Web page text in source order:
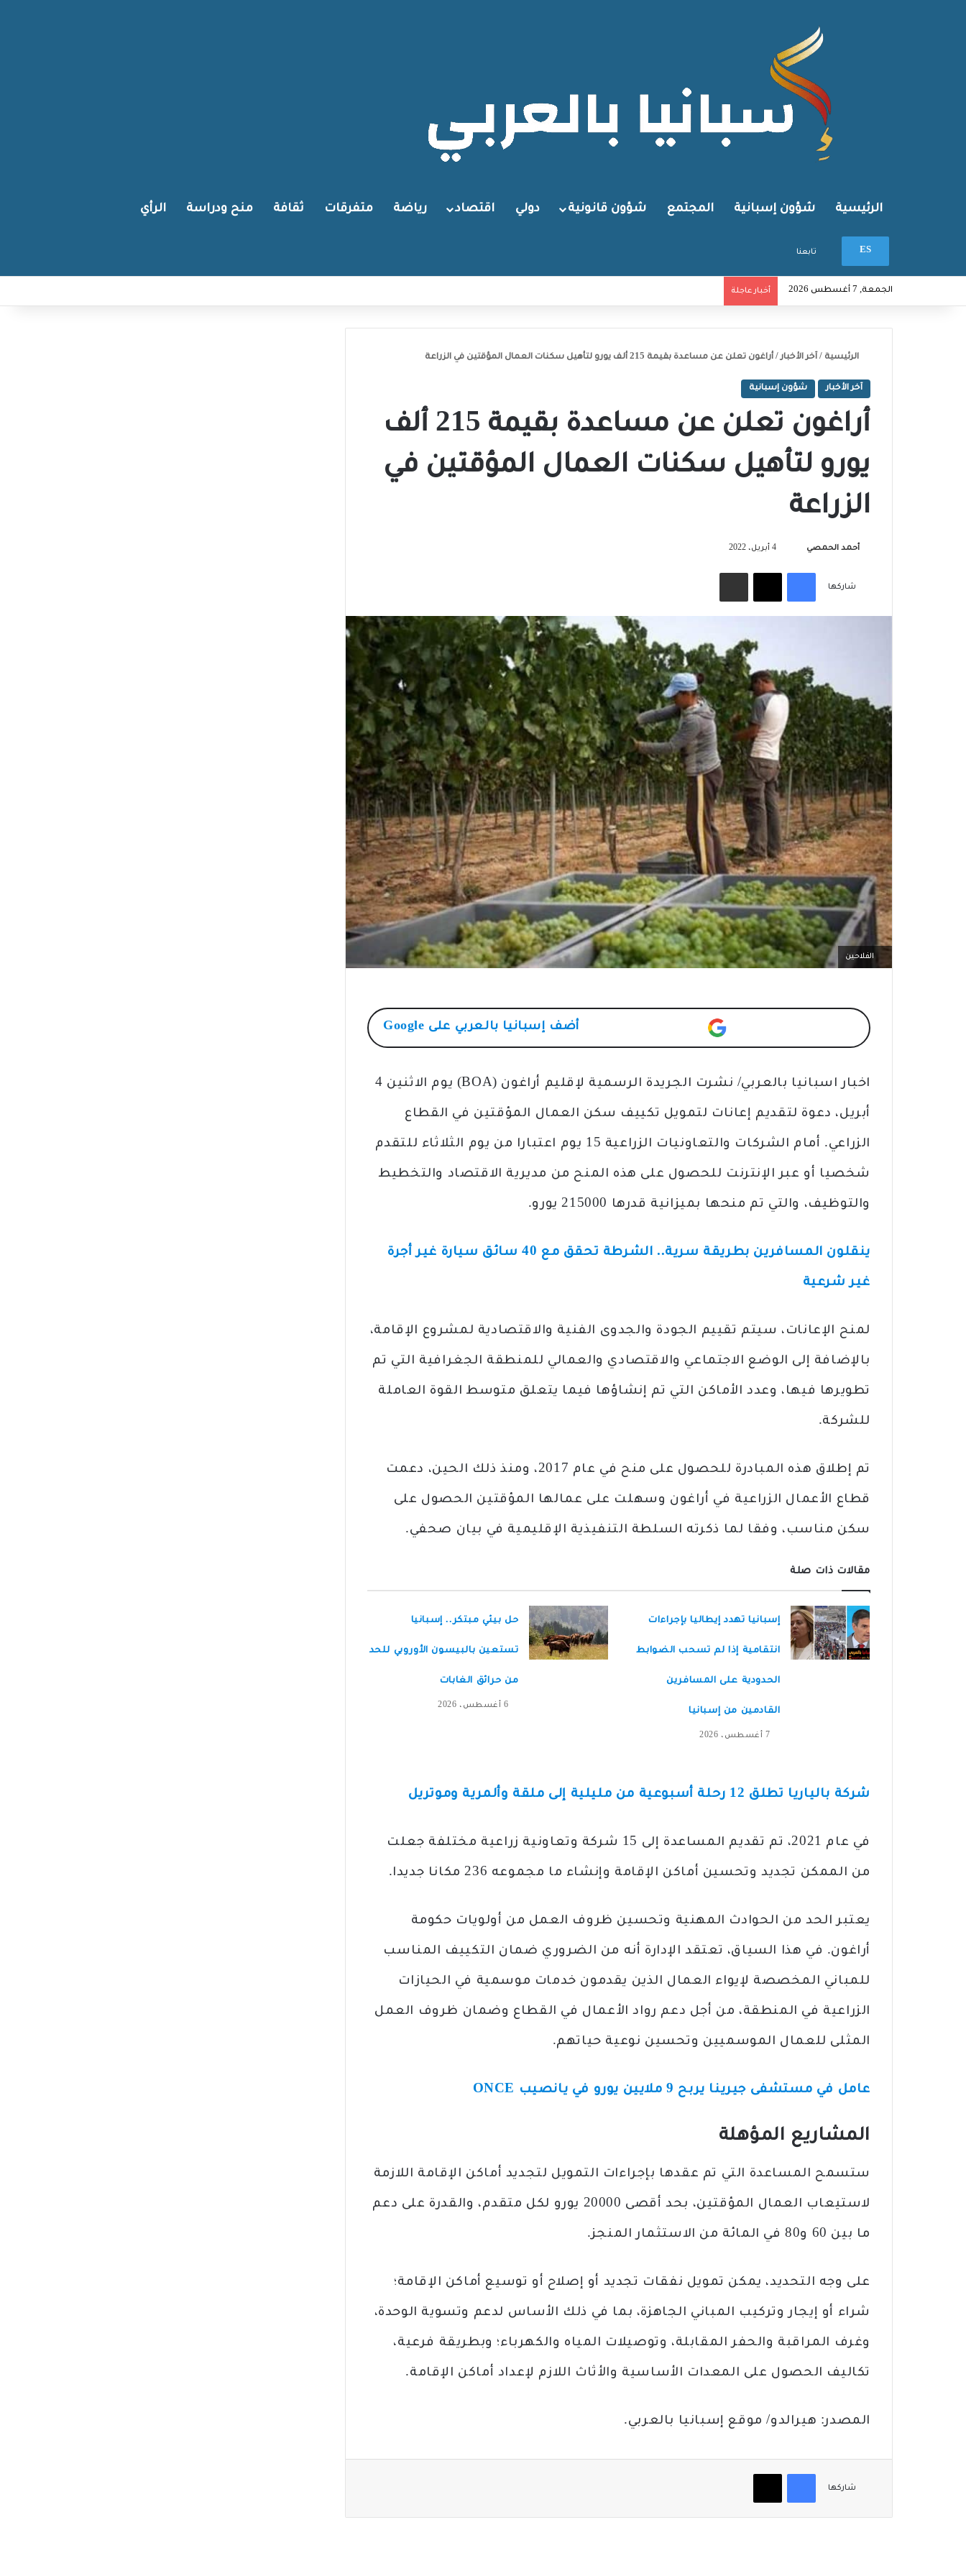
الرئيسية شؤون إسبانية المجتمع شؤون قانونية دولي اقتصاد رياضة متفرقات ثقافة منح ودراسة الرأي
ES تابعنا
الجمعة, 7 أغسطس 2026 أخبار عاجلة
الرئيسية / آخر الأخبار / أراغون تعلن عن مساعدة بقيمة 215 ألف يورو لتأهيل سكنات العمال المؤقتين في الزراعة
آخر الأخبار شؤون إسبانية
أراغون تعلن عن مساعدة بقيمة 215 ألف
يورو لتأهيل سكنات العمال المؤقتين في
الزراعة
أحمد الحمصي 4 أبريل، 2022
شاركها
فيسبوك‫X مشاركة عبر البريد
الفلاحين
أضف إسبانيا بالعربي على Google
اخبار اسبانيا بالعربي/ نشرت الجريدة الرسمية لإقليم أراغون (BOA) يوم الاثنين 4
أبريل، دعوة لتقديم إعانات لتمويل تكييف سكن العمال المؤقتين في القطاع
الزراعي. أمام الشركات والتعاونيات الزراعية 15 يوم اعتبارا من يوم الثلاثاء للتقدم
شخصيا أو عبر الإنترنت للحصول على هذه المنح من مديرية الاقتصاد والتخطيط
والتوظيف، والتي تم منحها بميزانية قدرها 215000 يورو.
ينقلون المسافرين بطريقة سرية.. الشرطة تحقق مع 40 سائق سيارة غير أجرة
غير شرعية
لمنح الإعانات، سيتم تقييم الجودة والجدوى الفنية والاقتصادية لمشروع الإقامة،
بالإضافة إلى الوضع الاجتماعي والاقتصادي والعمالي للمنطقة الجغرافية التي تم
تطويرها فيها، وعدد الأماكن التي تم إنشاؤها فيما يتعلق متوسط ​​القوة العاملة
للشركة.
تم إطلاق هذه المبادرة للحصول على منح في عام 2017، ومنذ ذلك الحين، دعمت
قطاع الأعمال الزراعية في أراغون وسهلت على عمالها المؤقتين الحصول على
سكن مناسب، وفقا لما ذكرته السلطة التنفيذية الإقليمية في بيان صحفي.
مقالات ذات صلة
إسبانيا تهدد إيطاليا بإجراءات
انتقامية إذا لم تسحب الضوابط
الحدودية على المسافرين
القادمين من إسبانيا
7 أغسطس، 2026
حل بيئي مبتكر.. إسبانيا
تستعين بالبيسون الأوروبي للحد
من حرائق الغابات
6 أغسطس، 2026
شركة بالياريا تطلق 12 رحلة أسبوعية من مليلية إلى ملقة وألمرية وموتريل
في عام 2021، تم تقديم المساعدة إلى 15 شركة وتعاونية زراعية مختلفة جعلت
من الممكن تجديد وتحسين أماكن الإقامة وإنشاء ما مجموعه 236 مكانا جديدا.
يعتبر الحد من الحوادث المهنية وتحسين ظروف العمل من أولويات حكومة
أراغون. في هذا السياق، تعتقد الإدارة أنه من الضروري ضمان التكييف المناسب
للمباني المخصصة لإيواء العمال الذين يقدمون خدمات موسمية في الحيازات
الزراعية في المنطقة، من أجل دعم رواد الأعمال في القطاع وضمان ظروف العمل
المثلى للعمال الموسميين وتحسين نوعية حياتهم.
عامل في مستشفى جيرينا يربح 9 ملايين يورو في يانصيب ONCE
المشاريع المؤهلة
ستسمح المساعدة التي تم عقدها بإجراءات التمويل لتجديد أماكن الإقامة اللازمة
لاستيعاب العمال المؤقتين، بحد أقصى 20000 يورو لكل متقدم، والقدرة على دعم
ما بين 60 و80 في المائة من الاستثمار المنجز.
على وجه التحديد، يمكن تمويل نفقات تجديد أو إصلاح أو توسيع أماكن الإقامة؛
شراء أو إيجار وتركيب المباني الجاهزة، بما في ذلك الأساس لدعم وتسوية الوحدة،
وغرف المراقبة والحفر المقابلة، وتوصيلات المياه والكهرباء؛ وبطريقة فرعية،
تكاليف الحصول على المعدات الأساسية والأثاث اللازم لإعداد أماكن الإقامة.
المصدر: هيرالدو/ موقع إسبانيا بالعربي.
شاركها
فيسبوك‫X